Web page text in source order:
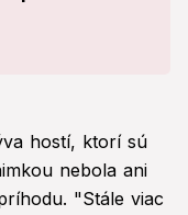
hostí, ktorí sú
nebola ani
"Stále viac